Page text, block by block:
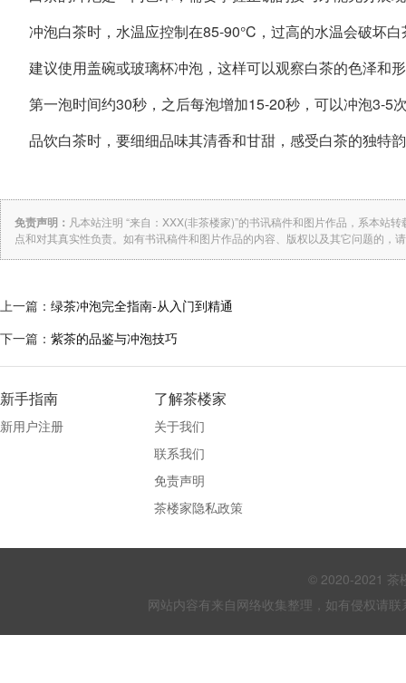
冲泡白茶时，水温应控制在85-90°C，过高的水温会破坏
建议使用盖碗或玻璃杯冲泡，这样可以观察白茶的色泽和
第一泡时间约30秒，之后每泡增加15-20秒，可以冲泡3-5
品饮白茶时，要细细品味其清香和甘甜，感受白茶的独特
免责声明： 凡本站注明 “来自：XXX(非茶楼家)”的书讯稿件和图片作品，系本站
点和对其真实性负责。如有书讯稿件和图片作品的内容、版权以及其它问题的，
上一篇： 绿茶冲泡完全指南-从入门到精通
下一篇： 紫茶的品鉴与冲泡技巧
新手指南
新用户注册
了解茶楼家
关于我们
联系我们
免责声明
茶楼家隐私政策
© 2020-2021 茶
网站内容有来自网络收集整理，如有侵权请